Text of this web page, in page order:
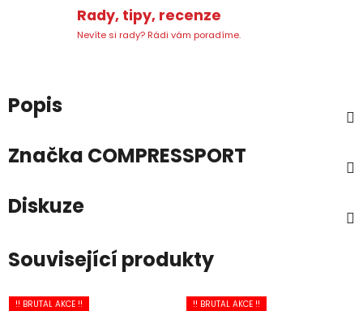
Rady, tipy, recenze
Nevíte si rady? Rádi vám poradíme.
Popis
Značka COMPRESSPORT
Diskuze
Související produkty
!! BRUTAL AKCE !! !! BRUTAL AKCE !!